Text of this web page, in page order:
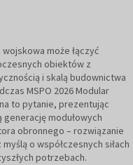
może łączyć
obiektów z
i skalą budownictwa
MSPO 2026 Modular
to pytanie, prezentując
modułowych
obronnego – rozwiązanie
o współczesnych siłach
potrzebach.